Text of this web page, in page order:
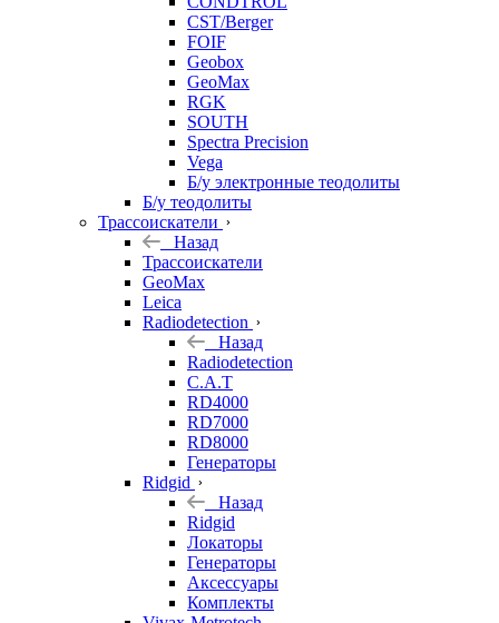
CST/Berger
FOIF
Geobox
GeoMax
RGK
SOUTH
Spectra Precision
Vega
Б/у электронные теодолиты
Б/у теодолиты
Трассоискатели
Назад
Трассоискатели
GeoMax
Leica
Radiodetection
Назад
Radiodetection
C.A.T
RD4000
RD7000
RD8000
Генераторы
Ridgid
Назад
Ridgid
Локаторы
Генераторы
Аксессуары
Комплекты